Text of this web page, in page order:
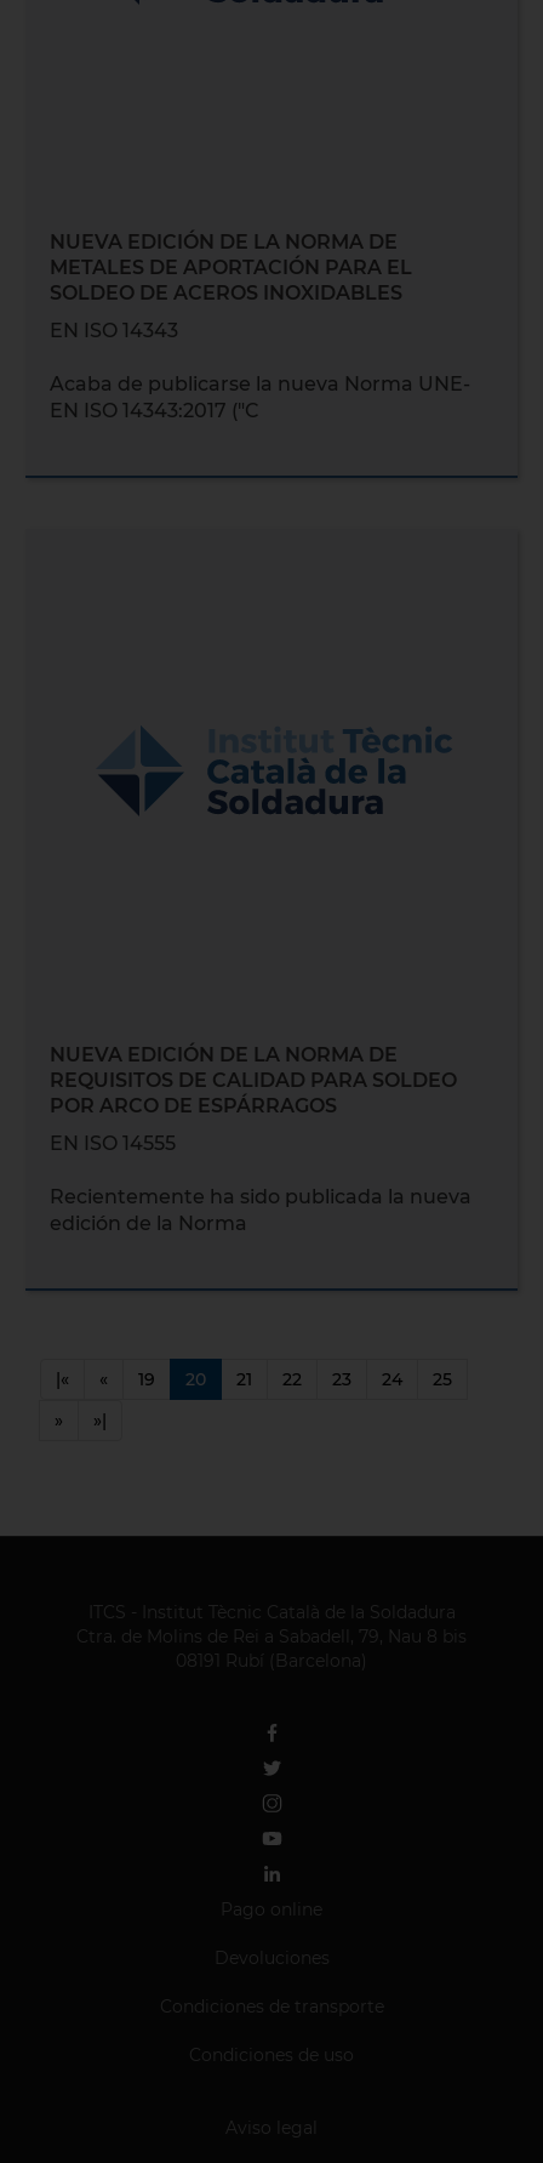
NUEVA EDICIÓN DE LA NORMA DE
METALES DE APORTACIÓN PARA EL
SOLDEO DE ACEROS INOXIDABLES
EN ISO 14343
Acaba de publicarse la nueva Norma UNE-
EN ISO 14343:2017 ("C
NUEVA EDICIÓN DE LA NORMA DE
REQUISITOS DE CALIDAD PARA SOLDEO
POR ARCO DE ESPÁRRAGOS
EN ISO 14555
Recientemente ha sido publicada la nueva
edición de la Norma
|« « 19 20 21 22 23 24
25
»
»|
ITCS - Institut Tècnic Català de la Soldadura
Ctra. de Molins de Rei a Sabadell, 79, Nau 8 bis
08191 Rubí (Barcelona)
Pago online
Devoluciones
Condiciones de transporte
Condiciones de uso
Aviso legal